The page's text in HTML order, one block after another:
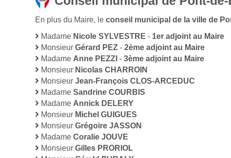
En plus du Maire, le conseil municipal de la ville de
Madame Nicole SYLVESTRE - 1er adjoint au Maire
Monsieur Gérard PEZ - 2ème adjoint au Maire
Madame Anne PEZZI - 3ème adjoint au Maire
Monsieur Nicolas CHARROIN
Monsieur Jean-François CLOS-ARCEDUC
Madame Sandrine COURBIS
Madame Annick DELERY
Monsieur Michel GUIGUES
Monsieur Grégoire JASSON
Madame Coralie JOUVE
Monsieur Gilles PRORIOL